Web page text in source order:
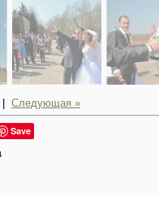
Следующая »
Save